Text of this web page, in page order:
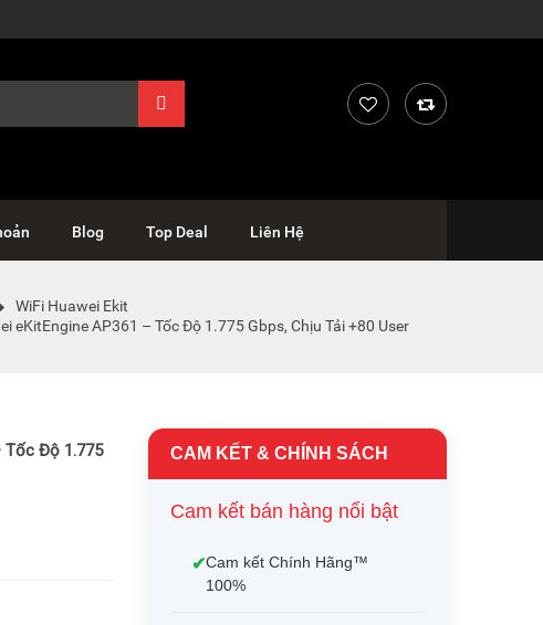
Blog Top Deal Liên Hệ
WiFi Huawei Ekit
eKitEngine AP361 – Tốc Độ 1.775 Gbps, Chịu Tải +80 User
Tốc Độ 1.775
CAM KẾT & CHÍNH SÁCH
Cam kết bán hàng nổi bật
Cam kết Chính Hãng™
100%